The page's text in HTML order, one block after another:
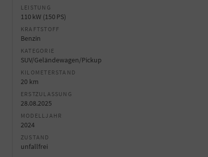
LEISTUNG
110 kW (150 PS)
KRAFTSTOFF
Benzin
KATEGORIE
SUV/Geländewagen/Pickup
KILOMETERSTAND
20 km
ERSTZULASSUNG
28.08.2025
MODELLJAHR
2024
ZUSTAND
unfallfrei